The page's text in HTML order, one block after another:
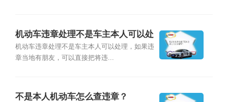
机动车违章处理不是车主本人可以处
理吗？
机动车违章处理不是车主本人可以处理，如果违
章当地有朋友，可以直接把将违...
不是本人机动车怎么查违章？